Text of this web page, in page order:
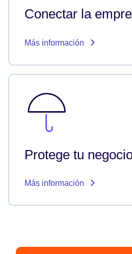
Conectar la
Más información
Protege tu
Más información